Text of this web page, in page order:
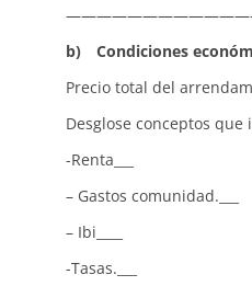
b) Condiciones
Precio total del
Desglose conceptos que
-Renta___
– Gastos comunidad.___
– Ibi____
-Tasas.___